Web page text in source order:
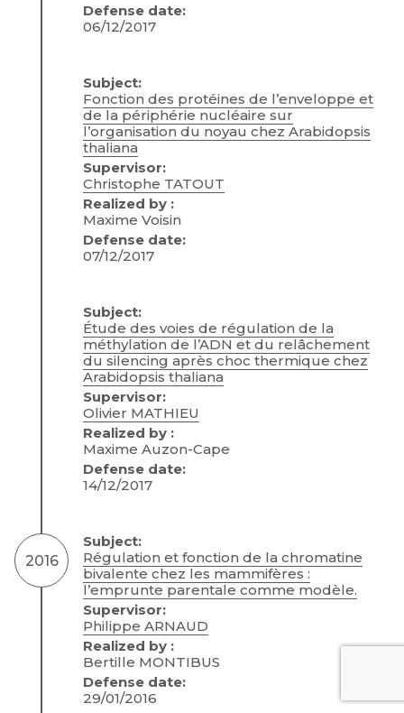
Defense date:
06/12/2017
Subject:
Fonction des protéines de l’enveloppe et
de la périphérie nucléaire sur
l’organisation du noyau chez Arabidopsis
thaliana
Supervisor:
Christophe TATOUT
Realized by :
Maxime Voisin
Defense date:
07/12/2017
Subject:
Étude des voies de régulation de la
méthylation de l’ADN et du relâchement
du silencing après choc thermique chez
Arabidopsis thaliana
Supervisor:
Olivier MATHIEU
Realized by :
Maxime Auzon-Cape
Defense date:
14/12/2017
2016
Subject:
Régulation et fonction de la chromatine
bivalente chez les mammifères :
l’emprunte parentale comme modèle.
Supervisor:
Philippe ARNAUD
Realized by :
Bertille MONTIBUS
Defense date:
29/01/2016